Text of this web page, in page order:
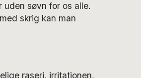
uden søvn for os alle.
skrig kan man
raseri, irritationen,